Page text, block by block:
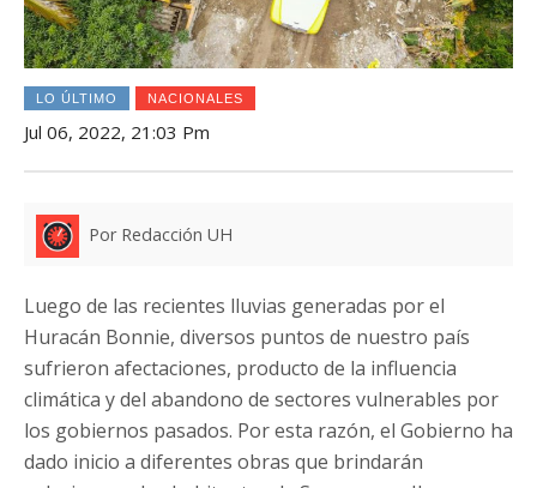
LO ÚLTIMO NACIONALES
Jul 06, 2022, 21:03 Pm
Por Redacción UH
Luego de las recientes lluvias generadas por el
Huracán Bonnie, diversos puntos de nuestro país
sufrieron afectaciones, producto de la influencia
climática y del abandono de sectores vulnerables por
los gobiernos pasados. Por esta razón, el Gobierno ha
dado inicio a diferentes obras que brindarán